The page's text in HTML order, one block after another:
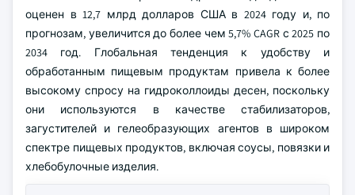
оценен в 12,7 млрд долларов США в 2024 году и, по
прогнозам, увеличится до более чем 5,7% CAGR с 2025 по
2034 год. Глобальная тенденция к удобству и
обработанным пищевым продуктам привела к более
высокому спросу на гидроколлоиды десен, поскольку
они используются в качестве стабилизаторов,
загустителей и гелеобразующих агентов в широком
спектре пищевых продуктов, включая соусы, повязки и
хлебобулочные изделия.